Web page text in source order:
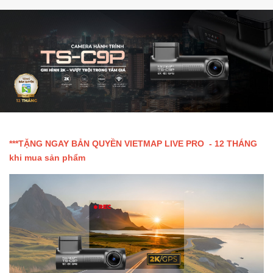
***TẶNG NGAY BẢN QUYỀN VIETMAP LIVE PRO - 12 THÁNG
khi mua sản phẩm